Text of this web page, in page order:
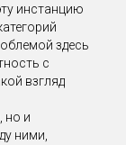
инстанцию
здесь
с
взгляд
но и
ними,